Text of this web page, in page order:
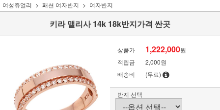
여성쥬얼리 패션 여자반지 여자반지
키라 맬리사 14k 18k반지가격 싼곳
상품가 1,222,000원
적립금
2,000원
배송비
(무료)
반지 선택